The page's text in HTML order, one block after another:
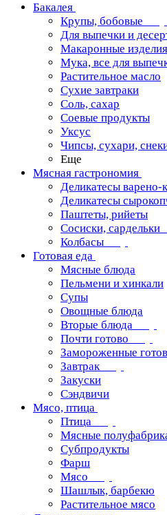
Бакалея
Крупы, бобовые
Для выпечки и
Макаронные изделия
Мука, все для
Растительное масло
Сухие завтраки
Соль, сахар
Соевые продукты
Уксус
Чипсы, сухари,
Еще
Мясная гастрономия
Деликатесы варено-
Деликатесы
Паштеты, рийеты
Сосиски, сардельки
Колбасы
Готовая еда
Мясные блюда
Пельмени и хинкали
Супы
Овощные блюда
Вторые блюда
Почти готово
Замороженные
Завтрак
Закуски
Сэндвичи
Мясо, птица
Птица
Мясные
Субпродукты
Фарш
Мясо
Шашлык, барбекю
Растительное мясо